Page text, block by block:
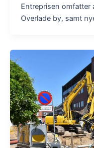
Entreprisen omfatter
Overlade by, samt